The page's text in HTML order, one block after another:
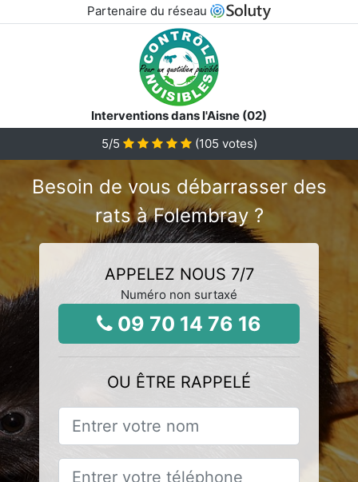
Partenaire du réseau
Interventions dans l'Aisne (02)
5/5 (105 votes)
Besoin de vous débarrasser des
rats à Folembray ?
APPELEZ NOUS 7/7
Numéro non surtaxé
09 70 14 76 16
OU ÊTRE RAPPELÉ